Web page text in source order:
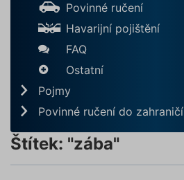
Povinné ručení
Havarijní pojištění
FAQ
Ostatní
Pojmy
Povinné ručení do zahraničí
Štítek: "zába"